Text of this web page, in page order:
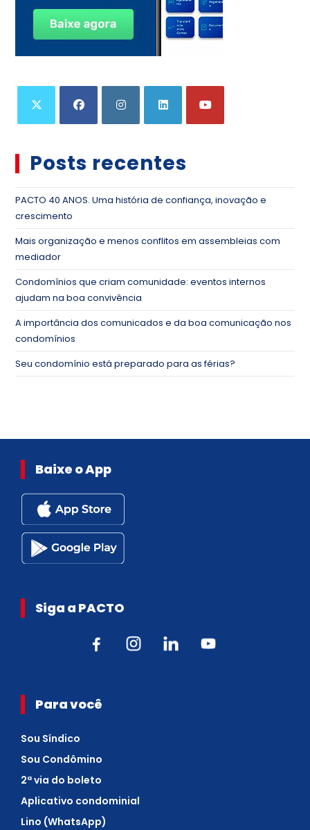
Posts recentes
PACTO 40 ANOS. Uma história de confiança, inovação e
crescimento
Mais organização e menos conflitos em assembleias com
mediador
Condomínios que criam comunidade: eventos internos
ajudam na boa convivência
A importância dos comunicados e da boa comunicação nos
condomínios
Seu condomínio está preparado para as férias?
Baixe o App
Siga a PACTO
Para você
Sou Síndico
Sou Condômino
2ª via do boleto
Aplicativo condominial
Lino (WhatsApp)